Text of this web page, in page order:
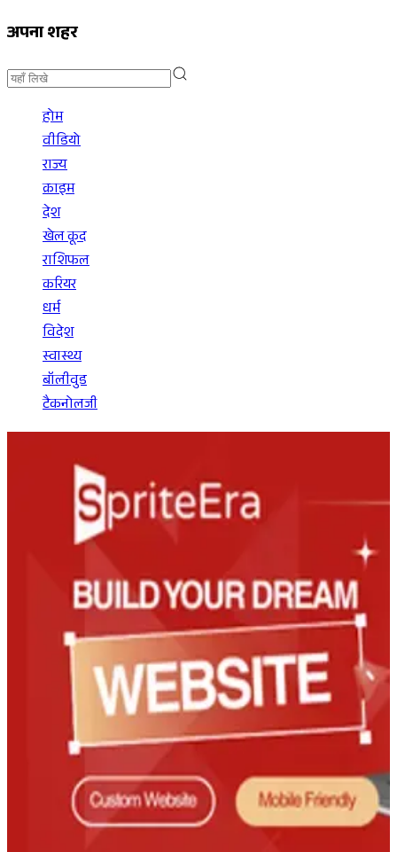
अपना शहर
होम
वीडियो
राज्य
क्राइम
देश
खेल कूद
राशिफल
करियर
धर्म
विदेश
स्वास्थ्य
बॉलीवुड
टैकनोलजी